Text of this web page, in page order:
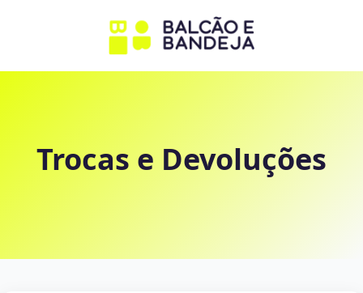
Trocas e Devoluções